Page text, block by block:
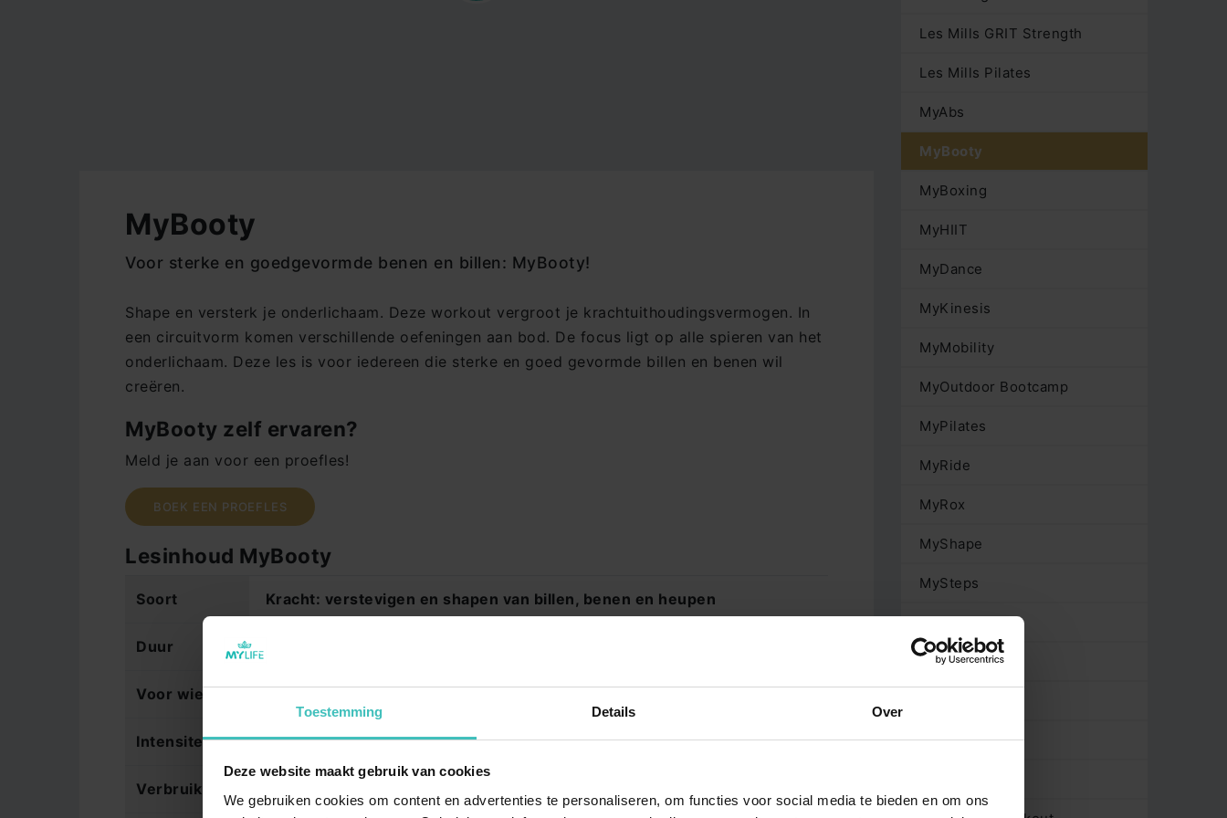
Toestemming Details Over
Deze website maakt gebruik van cookies
We gebruiken cookies om content en advertenties te personaliseren, om functies voor social media te bieden en om ons
LEDEN INFORMATIE
Begeleiding op maat
MyLife Webshop
Friends & Family Programma
BodyPump
Les Mills Pilates
MyZumba
MyShape
Yin Yoga
MyLife Berkel
MyLife Diemen
MyLife Doetinchem
MyLife Drunen
MyLife Hoofddorp
MyLife Mill
MyLife Purmerend
MyLife Rotterdam aan de Maas
MyLife Terborg
MyBooty
Voor sterke en goedgevormde benen en billen: MyBooty!
Shape en versterk je onderlichaam. Deze workout vergroot je krachtuithoudingsvermogen. In
een circuitvorm komen verschillende oefeningen aan bod. De focus ligt op alle spieren van het
onderlichaam. Deze les is voor iedereen die sterke en goed gevormde billen en benen wil
creëren.
MyBooty zelf ervaren?
Meld je aan voor een proefles!
BOEK EEN PROEFLES
Lesinhoud MyBooty
Soort Kracht: verstevigen en shapen van billen, benen en heupen
Duur 30 minuten
Voor wie
Intensiteit Gemiddelde intensiteit
Verbruik
Les Mills GRIT Strength
Les Mills Pilates
MyAbs
MyBooty
MyBoxing
MyHIIT
MyDance
MyKinesis
MyMobility
MyOutdoor Bootcamp
MyPilates
MyRide
MyRox
MyShape
MySteps
MySkill
MyVitality
MyZumba